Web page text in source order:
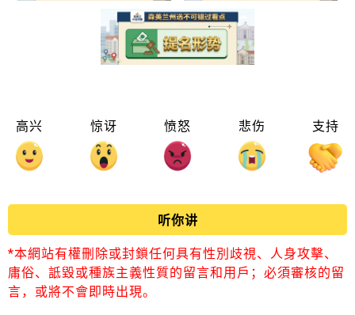
高兴 惊讶 愤怒 悲伤 支持
听你讲
*本網站有權刪除或封鎖任何具有性別歧視、人身攻擊、
庸俗、詆毀或種族主義性質的留言和用戶；必須審核的留
言，或將不會即時出現。